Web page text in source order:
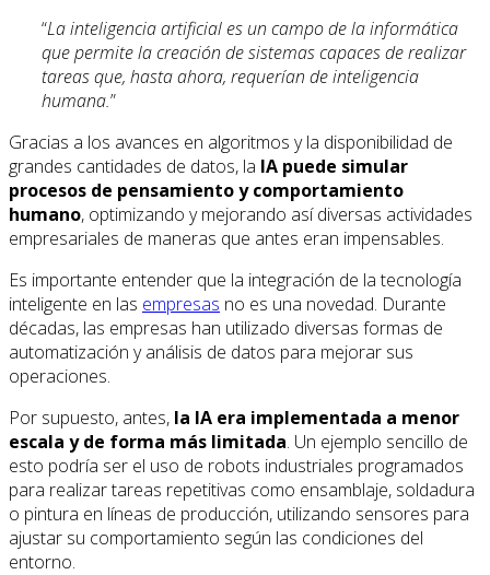
“La inteligencia artificial es un campo de la informática
que permite la creación de sistemas capaces de realizar
tareas que, hasta ahora, requerían de inteligencia
humana.”
Gracias a los avances en algoritmos y la disponibilidad de
grandes cantidades de datos, la IA puede simular
procesos de pensamiento y comportamiento
humano, optimizando y mejorando así diversas actividades
empresariales de maneras que antes eran impensables.
Es importante entender que la integración de la tecnología
inteligente en las empresas no es una novedad. Durante
décadas, las empresas han utilizado diversas formas de
automatización y análisis de datos para mejorar sus
operaciones.
Por supuesto, antes, la IA era implementada a menor
escala y de forma más limitada. Un ejemplo sencillo de
esto podría ser el uso de robots industriales programados
para realizar tareas repetitivas como ensamblaje, soldadura
o pintura en líneas de producción, utilizando sensores para
ajustar su comportamiento según las condiciones del
entorno.